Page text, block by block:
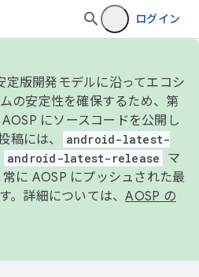
ログイン
定版開発モデルに沿ってエコシ
の安定性を確保するため、第
にソースコードを公開し
稿には、
android-latest-
android-latest-release
マ
に AOSP にプッシュされた最
。詳細については、AOSP の